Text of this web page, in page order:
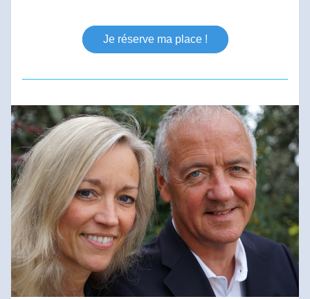
Je réserve ma place !